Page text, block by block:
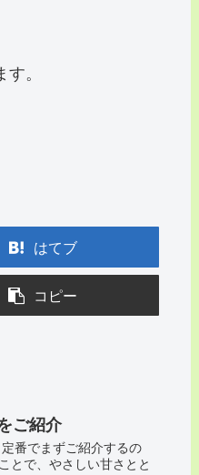
。
はてブ
コピー
ご紹介
番でまずご紹介するの
とで、やさしい甘さとと